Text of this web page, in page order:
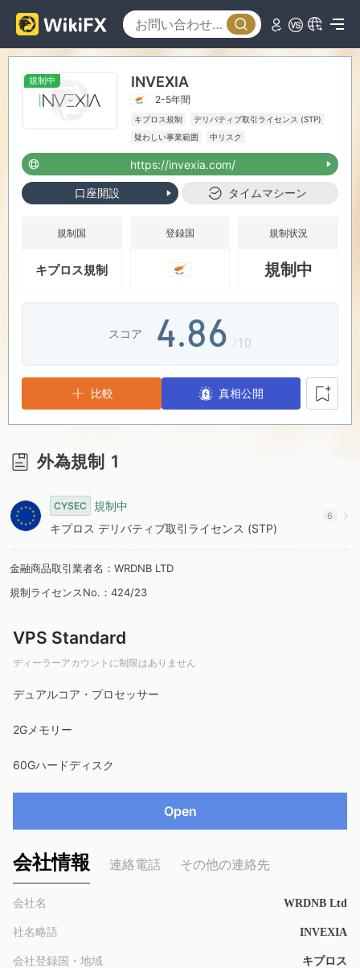
規制中 INVEXIA
2-5年間
キプロス規制
デリバティブ取引ライセンス (STP)
疑わしい事業範囲
中リスク
https://invexia.com/
口座開設 タイムマシーン
規制国
キプロス規制
登録国 規制状況
規制中
スコア
0
1
2
3
4
5
6
8
9
.
2
3
4
6
8
9
0
2
3
6
7
8
/10
比較 真相公開
外為規制 1
CYSEC
規制中
キプロス デリバティブ取引ライセンス (STP)
6
金融商品取引業者名：WRDNB LTD
規制ライセンスNo.：424/23
VPS Standard
ディーラーアカウントに制限はありません
デュアルコア・プロセッサー
2Gメモリー
60Gハードディスク
Open
会社情報 連絡電話 その他の連絡先
会社名 WRDNB Ltd
社名略語 INVEXIA
会社登録国・地域 キプロス